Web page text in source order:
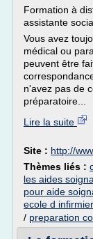
Formation à
assistante
Vous avez
médical ou
peuvent être
n'avez pas de
préparatoire...
Lire la suite
Site : http://
Thèmes liés :
les aides
pour aide
ecole d
/ preparation